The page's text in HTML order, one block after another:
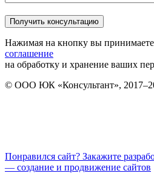
Нажимая на кнопку вы принимаете
соглашение
на обработку и хранение ваших
© ООО ЮК «Консультант»,
Понравился сайт? Закажите
— создание и продвижение сайтов